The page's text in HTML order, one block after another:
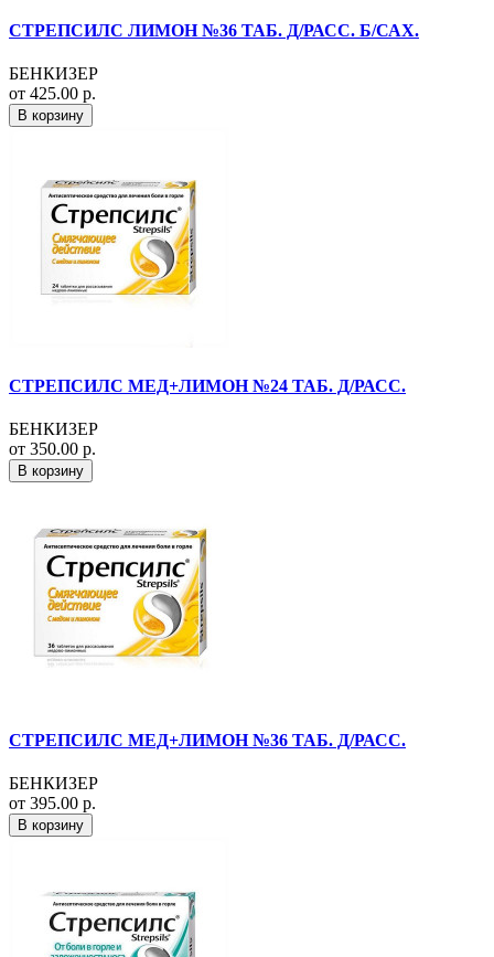
СТРЕПСИЛС ЛИМОН №36 ТАБ. Д/РАСС. Б/САХ.
БЕНКИЗЕР
от 425.00 р.
В корзину
СТРЕПСИЛС МЕД+ЛИМОН №24 ТАБ. Д/РАСС.
БЕНКИЗЕР
от 350.00 р.
В корзину
СТРЕПСИЛС МЕД+ЛИМОН №36 ТАБ. Д/РАСС.
БЕНКИЗЕР
от 395.00 р.
В корзину